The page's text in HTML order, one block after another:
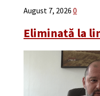
August 7, 2026 0
Eliminată la